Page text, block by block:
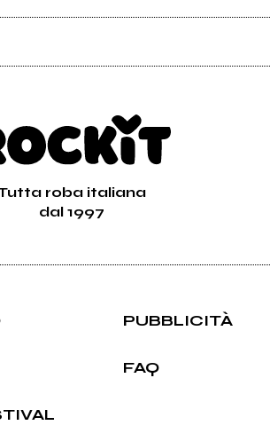
roba italiana
dal 1997
PUBBLICITÀ
FAQ